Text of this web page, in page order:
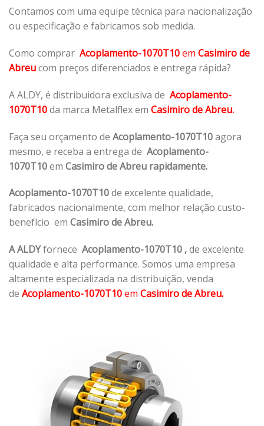
Contamos com uma equipe técnica para nacionalização
ou especificação e fabricamos sob medida.
Como comprar Acoplamento-1070T10em Casimiro de
Abreucom preços diferenciados e entrega rápida?
A ALDY, é distribuidora exclusiva de Acoplamento-
1070T10da marca Metalflex em Casimiro de Abreu.
Faça seu orçamento de Acoplamento-1070T10agora
mesmo, e receba a entrega de Acoplamento-
1070T10em Casimiro de Abreu rapidamente.
Acoplamento-1070T10de excelente qualidade,
fabricados nacionalmente, com melhor relação custo-
benefício em Casimiro de Abreu.
A ALDYfornece Acoplamento-1070T10 ,de excelente
qualidade e alta performance. Somos uma empresa
altamente especializada na distribuição, venda
de Acoplamento-1070T10em Casimiro de Abreu.